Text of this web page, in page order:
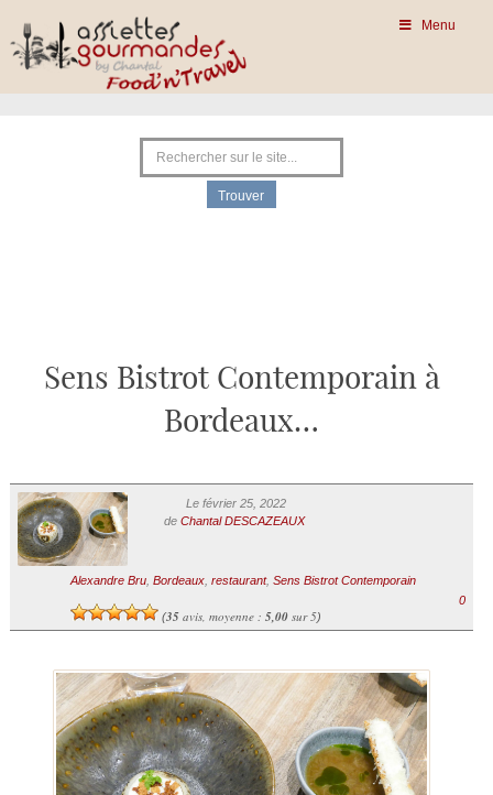
Menu
Sens Bistrot Contemporain à
Bordeaux…
Le février 25, 2022
de Chantal DESCAZEAUX
Alexandre Bru, Bordeaux, restaurant, Sens Bistrot Contemporain
(35avis, moyenne : 5,00sur 5)
0